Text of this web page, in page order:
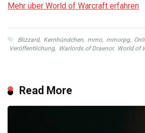
Mehr über World of Warcraft erfahren
Blizzard, Kernhündchen, mmo, mmorpg,
Veröffentlichung, Warlords of Draenor, World of
Read More